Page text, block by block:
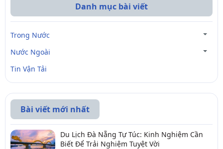
Danh mục bài viết
Trong Nước
Nước Ngoài
Tin Vận Tải
Bài viết mới nhất
Du Lịch Đà Nẵng Tự Túc: Kinh Nghiệm Cần
Biết Để Trải Nghiệm Tuyệt Vời